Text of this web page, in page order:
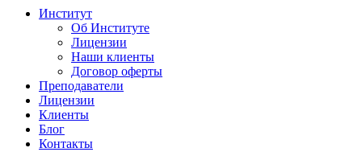
Институт
Об Институте
Лицензии
Наши клиенты
Договор оферты
Преподаватели
Лицензии
Клиенты
Блог
Контакты